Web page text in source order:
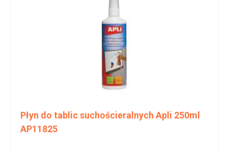
Płyn do tablic suchościeralnych Apli 250ml
AP11825